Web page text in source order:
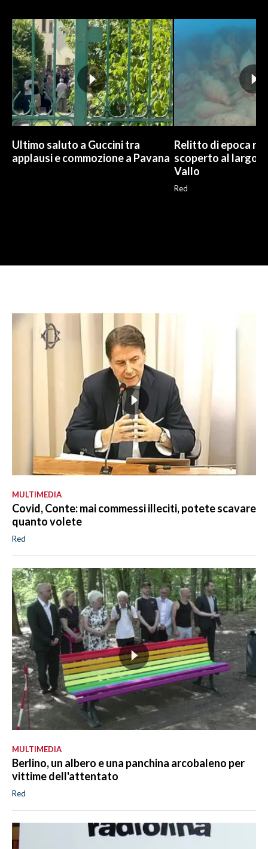
Ultimo saluto a Guccini tra
applausi e commozione a Pavana
Relitto di epoca
scoperto al largo
Vallo
Red
MULTIMEDIA
Covid, Conte: mai commessi illeciti, potete scavare
quanto volete
Red
MULTIMEDIA
Berlino, un albero e una panchina arcobaleno per
vittime dell'attentato
Red